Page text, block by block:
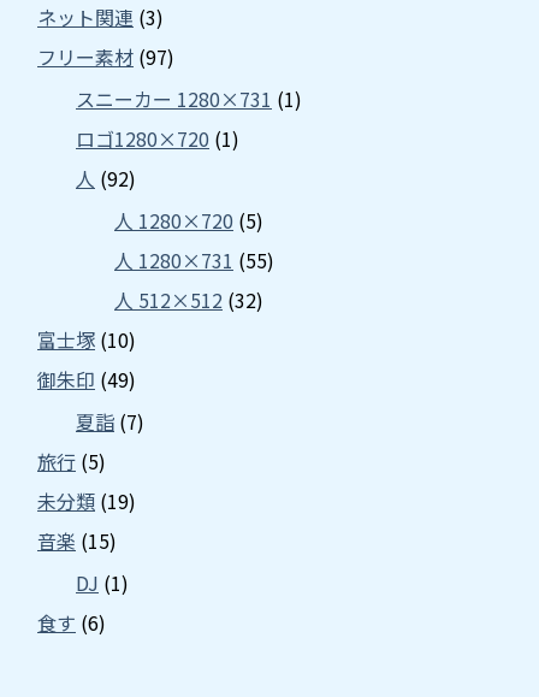
ネット関連 (3)
フリー素材 (97)
スニーカー 1280×731 (1)
ロゴ1280×720 (1)
人 (92)
人 1280×720 (5)
人 1280×731 (55)
人 512×512 (32)
富士塚 (10)
御朱印 (49)
夏詣 (7)
旅行 (5)
未分類 (19)
音楽 (15)
DJ (1)
食す (6)